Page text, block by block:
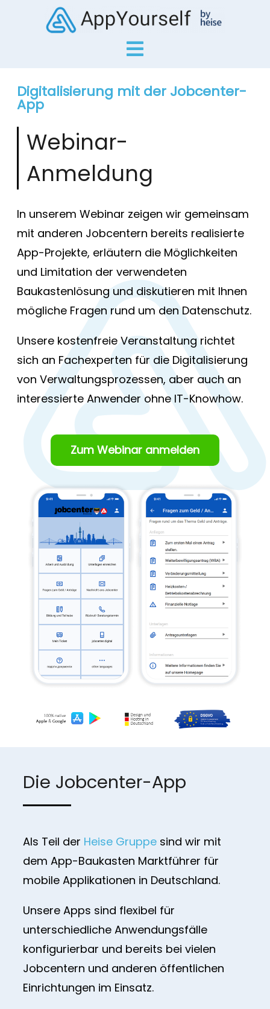
Digitalisierung mit der Jobcenter-
App
Webinar-
Anmeldung
In unserem Webinar zeigen wir gemeinsam
mit anderen Jobcentern bereits realisierte
App-Projekte, erläutern die Möglichkeiten
und Limitation der verwendeten
Baukastenlösung und diskutieren mit Ihnen
mögliche Fragen rund um den Datenschutz.
Unsere kostenfreie Veranstaltung richtet
sich an Fachexperten für die Digitalisierung
von Verwaltungsprozessen, aber auch an
interessierte Anwender ohne IT-Knowhow.
Zum Webinar anmelden
Die Jobcenter-App
Als Teil der Heise Gruppesind wir mit
dem App-Baukasten Marktführer für
mobile Applikationen in Deutschland.
Unsere Apps sind flexibel für
unterschiedliche Anwendungsfälle
konfigurierbar und bereits bei vielen
Jobcentern und anderen öffentlichen
Einrichtungen im Einsatz.